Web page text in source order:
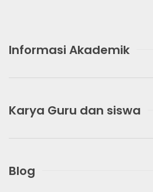
Informasi Akademik
Karya Guru dan siswa
Blog